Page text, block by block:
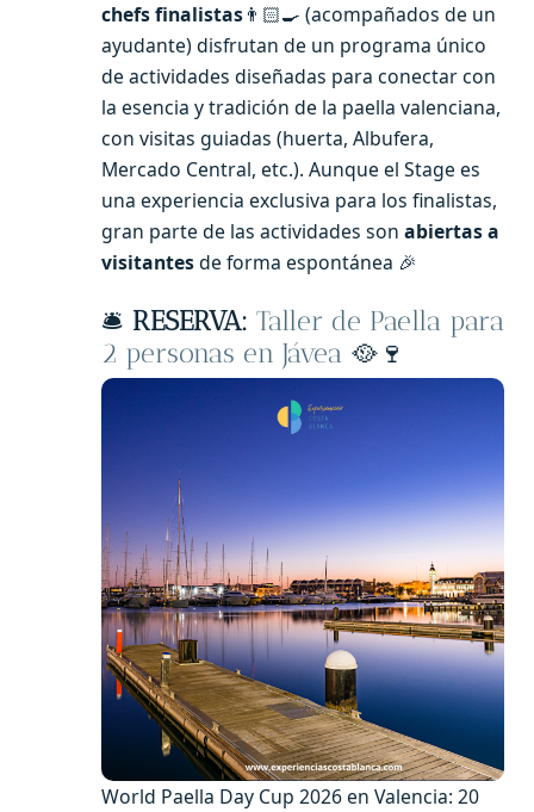
chefs finalistas👨🏻‍🍳 (acompañados de un
ayudante) disfrutan de un programa único
de actividades diseñadas para conectar con
la esencia y tradición de la paella valenciana,
con visitas guiadas (huerta, Albufera,
Mercado Central, etc.). Aunque el Stage es
una experiencia exclusiva para los finalistas,
gran parte de las actividades son abiertas a
visitantesde forma espontánea 🎉
🛎️ RESERVA: Taller de Paella para
2 personas en Jávea 🥘🍷
World Paella Day Cup 2026 en Valencia: 20